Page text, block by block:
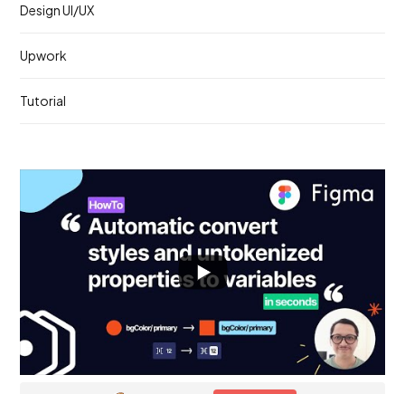
Design UI/UX
Upwork
Tutorial